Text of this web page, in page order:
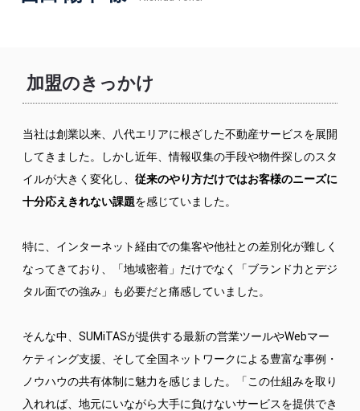
加盟のきっかけ
当社は創業以来、八代エリアに根ざした不動産サービスを展開
してきました。しかし近年、情報収集の手段や物件探しのスタ
イルが大きく変化し、 従来のやり方だけではお客様のニーズに
十分応えきれない課題を感じていました。
特に、インターネット経由での集客や他社との差別化が難しく
なってきており、「地域密着」だけでなく「ブランド力とデジ
タル面での強み」も必要だと痛感していました。
そんな中、SUMiTASが提供する最新の営業ツールやWebマー
ケティング支援、そして全国ネットワークによる豊富な事例・
ノウハウの共有体制に魅力を感じました。「この仕組みを取り
入れれば、地元にいながら大手に負けないサービスを提供でき